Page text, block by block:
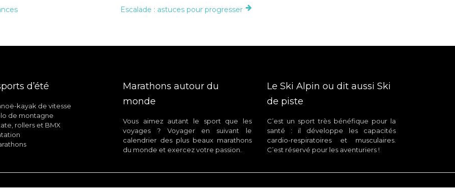
Escalade : astuces pour progresser
d’été
kayak de vitesse
de montagne
rollers et BMX
Marathons autour du
monde
Vous aimez autant le sport que les
voyages ? Voyager en suivant le
calendrier des plus beaux marathons
du monde et exercez votre passion.
Le Ski Alpin ou dit aussi Ski
de piste
C’est un sport très bénéfique pour la
santé : il développe les capacités
cardio-respiratoires et musculaires.
C’est réservé pour les aventuriers !